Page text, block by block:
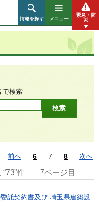
情報を探す メニュー
緊急・防
災
で検索
前へ 6 7 8 次へ
件 7ページ目
託契約書及び 埼玉県建築設